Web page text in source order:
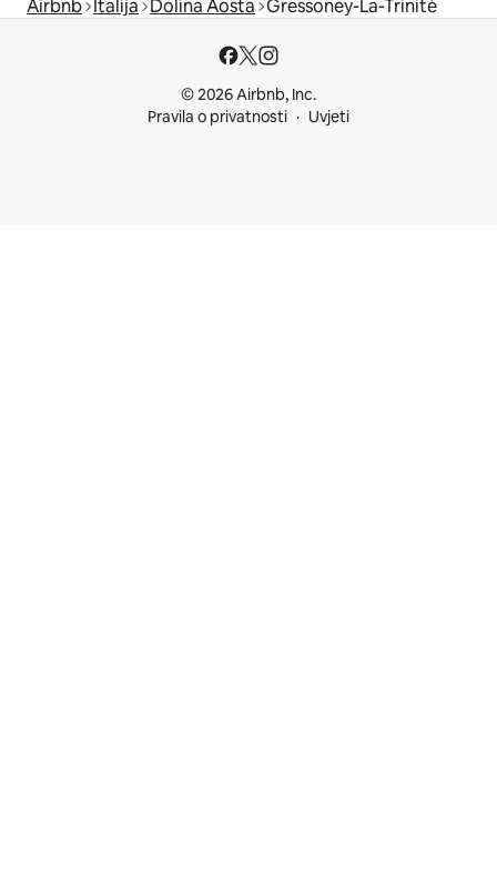
Airbnb Italija Dolina Aosta Gressoney-La-Trinité
© 2026 Airbnb, Inc.
Pravila o privatnosti
Uvjeti